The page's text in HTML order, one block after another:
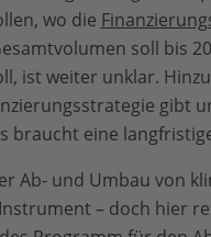
wo die
soll bis
ist weiter unklar.
gibt
braucht eine
Ab- und Umbau von
– doch hier